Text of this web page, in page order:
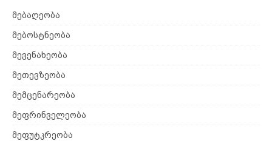
მებაღეობა
მებოსტნეობა
მევენახეობა
მეთევზეობა
მემცენარეობა
მეფრინველეობა
მეფუტკრეობა